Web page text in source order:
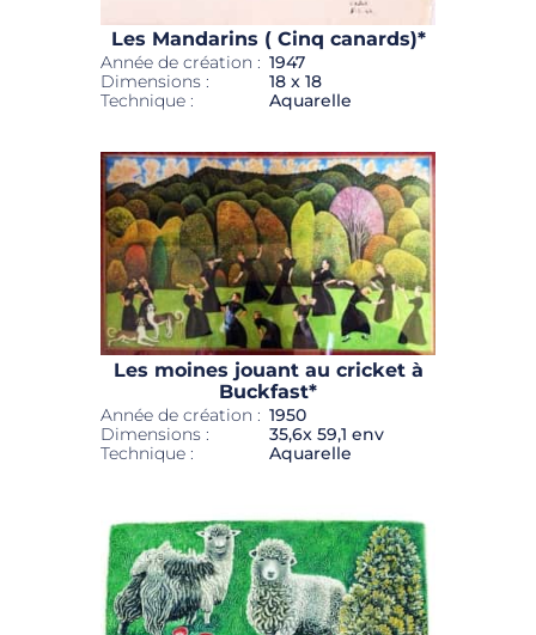
Les Mandarins ( Cinq canards)*
Année de création : 1947
Dimensions :
18 x 18
Technique :
Aquarelle
Les moines jouant au cricket à
Buckfast*
Année de création : 1950
Dimensions :
35,6x 59,1 env
Technique :
Aquarelle